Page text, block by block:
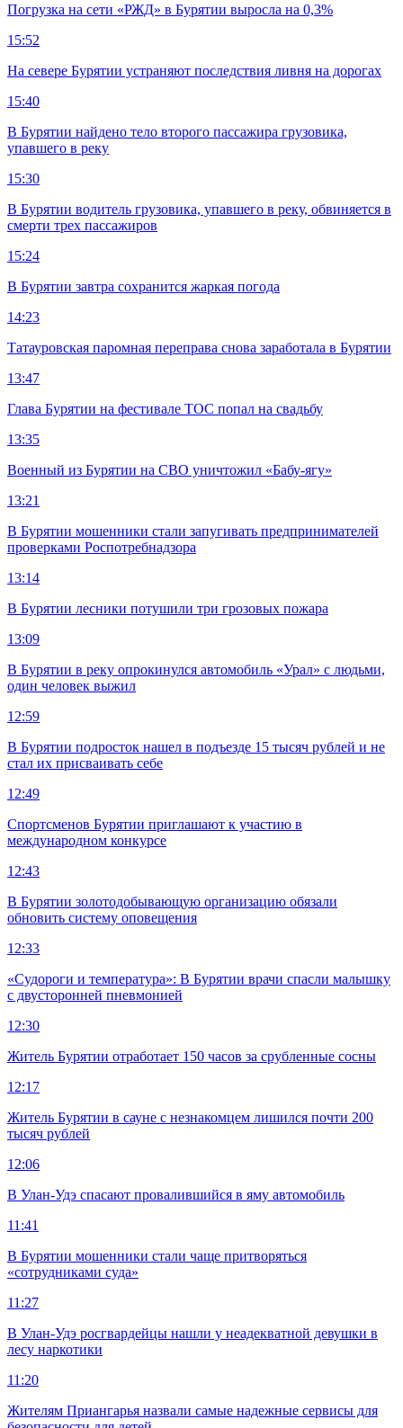
Погрузка на сети «РЖД» в Бурятии выросла на 0,3%
15:52
На севере Бурятии устраняют последствия ливня на дорогах
15:40
В Бурятии найдено тело второго пассажира грузовика,
упавшего в реку
15:30
В Бурятии водитель грузовика, упавшего в реку, обвиняется в
смерти трех пассажиров
15:24
В Бурятии завтра сохранится жаркая погода
14:23
Татауровская паромная переправа снова заработала в Бурятии
13:47
Глава Бурятии на фестивале ТОС попал на свадьбу
13:35
Военный из Бурятии на СВО уничтожил «Бабу-ягу»
13:21
В Бурятии мошенники стали запугивать предпринимателей
проверками Роспотребнадзора
13:14
В Бурятии лесники потушили три грозовых пожара
13:09
В Бурятии в реку опрокинулся автомобиль «Урал» с людьми,
один человек выжил
12:59
В Бурятии подросток нашел в подъезде 15 тысяч рублей и не
стал их присваивать себе
12:49
Спортсменов Бурятии приглашают к участию в
международном конкурсе
12:43
В Бурятии золотодобывающую организацию обязали
обновить систему оповещения
12:33
«Судороги и температура»: В Бурятии врачи спасли малышку
с двусторонней пневмонией
12:30
Житель Бурятии отработает 150 часов за срубленные сосны
12:17
Житель Бурятии в сауне с незнакомцем лишился почти 200
тысяч рублей
12:06
В Улан-Удэ спасают провалившийся в яму автомобиль
11:41
В Бурятии мошенники стали чаще притворяться
«сотрудниками суда»
11:27
В Улан-Удэ росгвардейцы нашли у неадекватной девушки в
лесу наркотики
11:20
Жителям Приангарья назвали самые надежные сервисы для